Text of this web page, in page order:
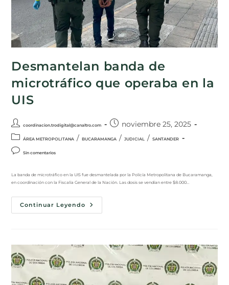
Desmantelan banda de
microtráfico que operaba en la
UIS
coordinacion.trodigital@canaltro.com noviembre 25, 2025
ÁREA METROPOLITANA / BUCARAMANGA / JUDICIAL / SANTANDER
Sin comentarios
La banda de microtráfico en la UIS fue desmantelada por la Policía Metropolitana de Bucaramanga,
en coordinación con la Fiscalía General de la Nación. Las dosis se vendían entre $8.000…
Continuar Leyendo